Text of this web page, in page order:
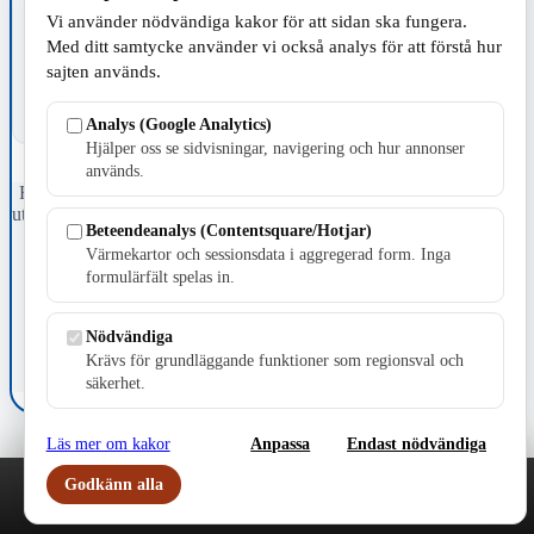
Fristående webbtidningsföretag grundat 1991 som sedan 2002 ger
ut tidningen Skillingaryd.nu och 2010 lanserades Värnamo.nu. Från
april 2026 omfattar Skillingaryd.nu tre kommuner: Gnosjö,
Värnamo och Vaggeryds kommun.
Kontakta oss
E-post: redaktionen@skillingaryd.nu
Postadress: Gisslaköp 1, 568 92 Skillingaryd
Vi använder nödvändiga kakor för att sidan ska fungera.
Med ditt samtycke använder vi också analys för att förstå hur
sajten används.
Analys (Google Analytics)
Hjälper oss se sidvisningar, navigering och hur annonser
används.
Beteendeanalys (Contentsquare/Hotjar)
Värmekartor och sessionsdata i aggregerad form. Inga
formulärfält spelas in.
Nödvändiga
Krävs för grundläggande funktioner som regionsval och
säkerhet.
Läs mer om kakor Anpassa Endast nödvändiga
Godkänn alla